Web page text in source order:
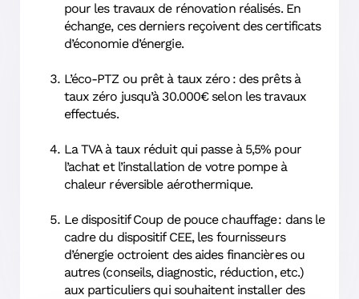
pour les travaux de rénovation réalisés. En
échange, ces derniers reçoivent des certificats
d’économie d’énergie.
L’éco-PTZ ou prêt à taux zéro : des prêts à
taux zéro jusqu’à 30.000€ selon les travaux
effectués.
La TVA à taux réduit qui passe à 5,5% pour
l’achat et l’installation de votre pompe à
chaleur réversible aérothermique.
Le dispositif Coup de pouce chauffage : dans le
cadre du dispositif CEE, les fournisseurs
d’énergie octroient des aides financières ou
autres (conseils, diagnostic, réduction, etc.)
aux particuliers qui souhaitent installer des